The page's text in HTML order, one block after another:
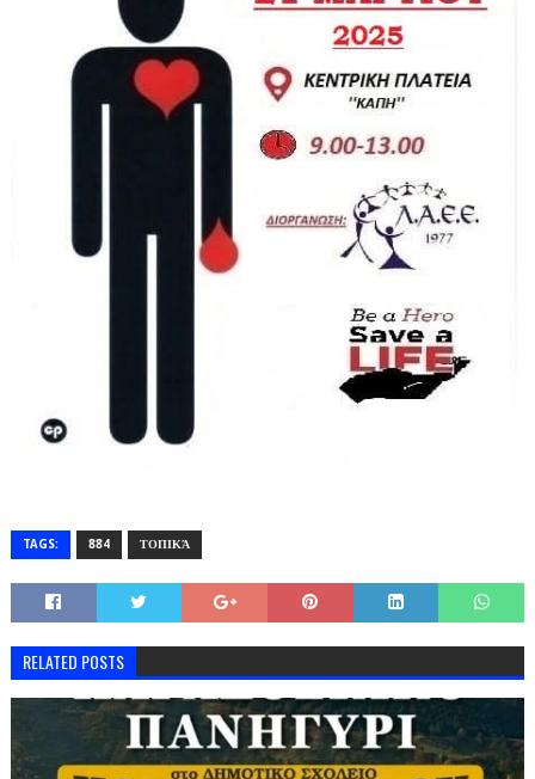
TAGS: 884 ΤΟΠΙΚΆ
RELATED POSTS